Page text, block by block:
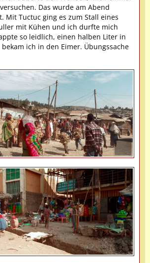
Das wurde am Abend
Mit Tuctuc ging es zum Stall eines
mit Kühen und ich durfte mich
so leidlich, einen halben Liter in
ich in den Eimer. Übungssache